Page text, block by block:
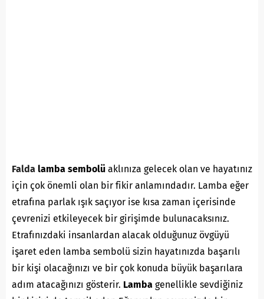
Falda lamba sembolü aklınıza gelecek olan ve hayatınız
için çok önemli olan bir fikir anlamındadır. Lamba eğer
etrafına parlak ışık saçıyor ise kısa zaman içerisinde
çevrenizi etkileyecek bir girişimde bulunacaksınız.
Etrafınızdaki insanlardan alacak olduğunuz övgüyü
işaret eden lamba sembolü sizin hayatınızda başarılı
bir kişi olacağınızı ve bir çok konuda büyük başarılara
adım atacağınızı gösterir. Lamba genellikle sevdiğiniz